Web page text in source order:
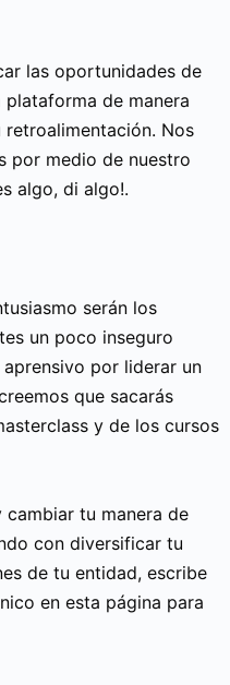
las oportunidades de
de manera
Nos
por medio de nuestro
algo, di algo!.
serán los
un poco inseguro
por liderar un
que sacarás
y de los cursos
tu manera de
con diversificar tu
de tu entidad, escribe
en esta página para